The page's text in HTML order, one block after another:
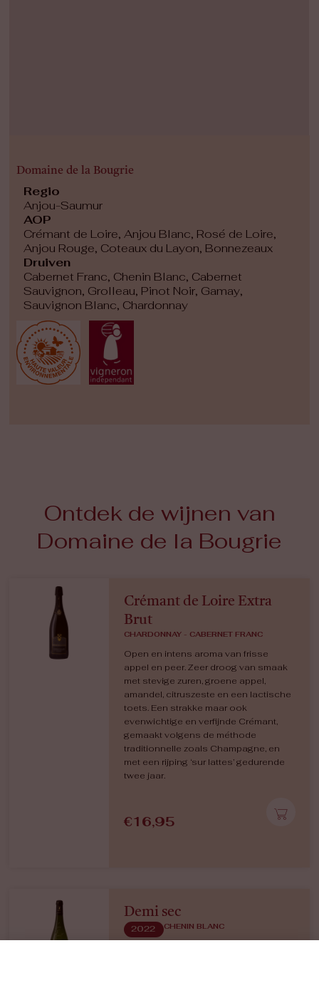
Domaine de la Bougrie
Regio
Anjou-Saumur
AOP
Crémant de Loire, Anjou Blanc, Rosé de Loire,
Anjou Rouge, Coteaux du Layon, Bonnezeaux
Druiven
Cabernet Franc, Chenin Blanc, Cabernet
Sauvignon, Grolleau, Pinot Noir, Gamay,
Sauvignon Blanc, Chardonnay
Ontdek de wijnen van
Domaine de la Bougrie
Crémant de Loire Extra
Brut
CHARDONNAY - CABERNET FRANC
Open en intens aroma van frisse
appel en peer. Zeer droog van smaak
met stevige zuren, groene appel,
amandel, citruszeste en een lactische
toets. Een strakke maar ook
evenwichtige en verfijnde Crémant,
gemaakt volgens de méthode
traditionnelle zoals Champagne, en
met een rijping ‘sur lattes’ gedurende
twee jaar.
€16,95
Demi sec
2022 CHENIN BLANC